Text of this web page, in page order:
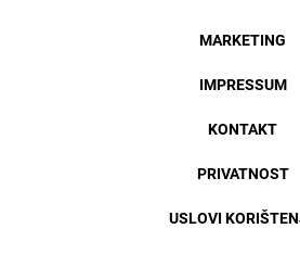
MARKETING
IMPRESSUM
KONTAKT
PRIVATNOST
USLOVI